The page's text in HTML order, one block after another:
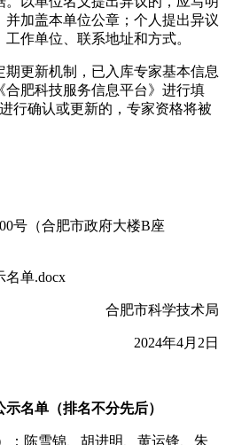
加盖本单位公章；个人提出异议
作单位、联系地址和方式。
更新机制，已入库专家基本信息
肥科技服务信息平台》进行填
行确认或更新的，专家资格将被
号（合肥市政府大楼B座
名单.docx
合肥市科学技术局
2024年4月2日
名单（排名不分先后）
：陈雪锦、胡进明、黄运锋、朱